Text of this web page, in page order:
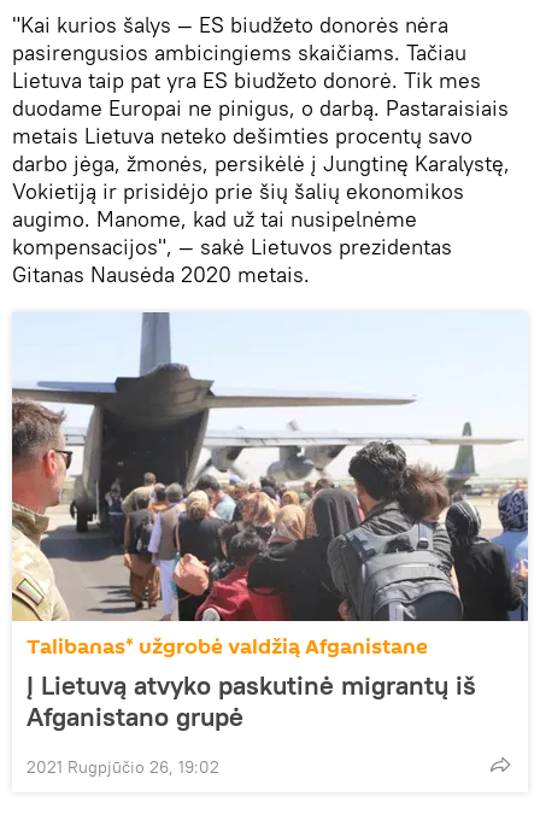
"Kai kurios šalys — ES biudžeto donorės nėra
pasirengusios ambicingiems skaičiams. Tačiau
Lietuva taip pat yra ES biudžeto donorė. Tik mes
duodame Europai ne pinigus, o darbą. Pastaraisiais
metais Lietuva neteko dešimties procentų savo
darbo jėga, žmonės, persikėlė į Jungtinę Karalystę,
Vokietiją ir prisidėjo prie šių šalių ekonomikos
augimo. Manome, kad už tai nusipelnėme
kompensacijos", — sakė Lietuvos prezidentas
Gitanas Nausėda 2020 metais.
Talibanas* užgrobė valdžią Afganistane
Į Lietuvą atvyko paskutinė migrantų iš
Afganistano grupė
2021 Rugpjūčio 26, 19:02